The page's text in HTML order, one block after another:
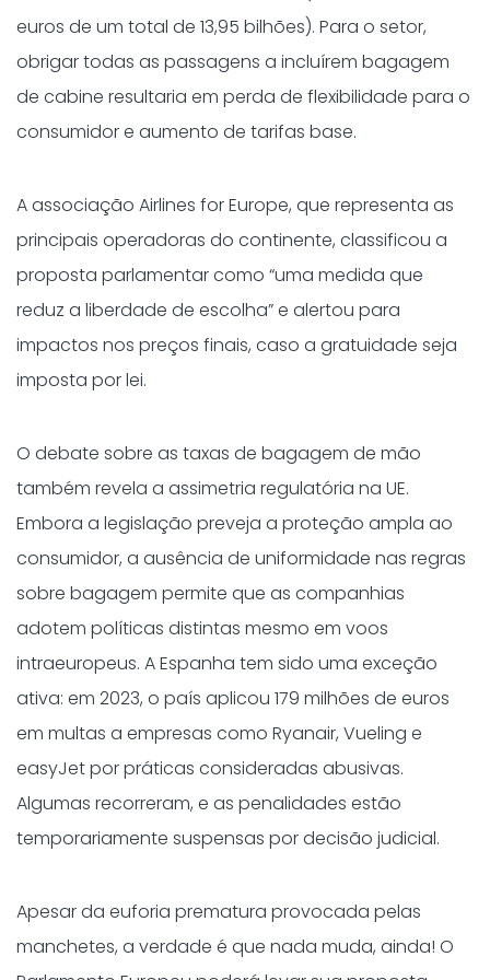
euros de um total de 13,95 bilhões). Para o setor,
obrigar todas as passagens a incluírem bagagem
de cabine resultaria em perda de flexibilidade para o
consumidor e aumento de tarifas base.
A associação Airlines for Europe, que representa as
principais operadoras do continente, classificou a
proposta parlamentar como “uma medida que
reduz a liberdade de escolha” e alertou para
impactos nos preços finais, caso a gratuidade seja
imposta por lei.
O debate sobre as taxas de bagagem de mão
também revela a assimetria regulatória na UE.
Embora a legislação preveja a proteção ampla ao
consumidor, a ausência de uniformidade nas regras
sobre bagagem permite que as companhias
adotem políticas distintas mesmo em voos
intraeuropeus. A Espanha tem sido uma exceção
ativa: em 2023, o país aplicou 179 milhões de euros
em multas a empresas como Ryanair, Vueling e
easyJet por práticas consideradas abusivas.
Algumas recorreram, e as penalidades estão
temporariamente suspensas por decisão judicial.
Apesar da euforia prematura provocada pelas
manchetes, a verdade é que nada muda, ainda! O